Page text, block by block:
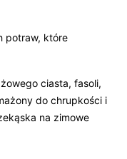
potraw, które
ciasta, fasoli,
do⁣ chrupkości i
na zimowe